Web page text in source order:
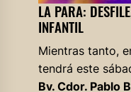
LA PARA:
INFANTIL
Mientras tanto,
tendrá este
Bv. Cdor. Pablo